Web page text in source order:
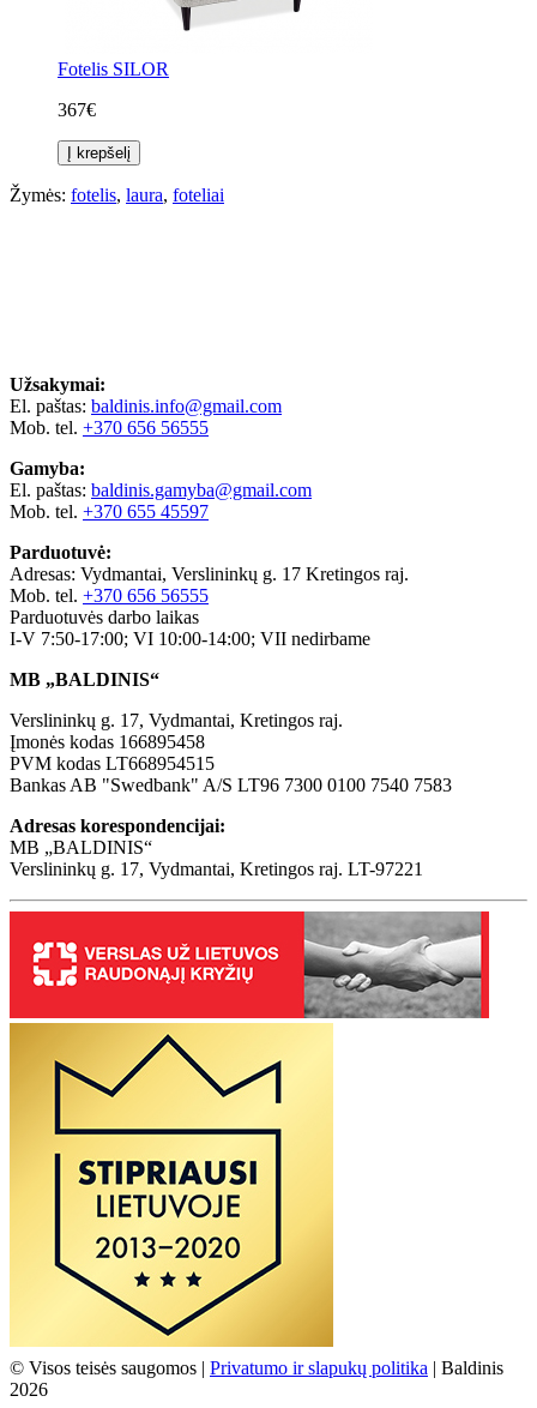
Fotelis SILOR
367€
Į krepšelį
Žymės: fotelis, laura, foteliai
Užsakymai:
El. paštas: baldinis.info@gmail.com
Mob. tel. +370 656 56555
Gamyba:
El. paštas: baldinis.gamyba@gmail.com
Mob. tel. +370 655 45597
Parduotuvė:
Adresas: Vydmantai, Verslininkų g. 17 Kretingos raj.
Mob. tel. +370 656 56555
Parduotuvės darbo laikas
I-V 7:50-17:00; VI 10:00-14:00; VII nedirbame
MB „BALDINIS“
Verslininkų g. 17, Vydmantai, Kretingos raj.
Įmonės kodas 166895458
PVM kodas LT668954515
Bankas AB "Swedbank" A/S LT96 7300 0100 7540 7583
Adresas korespondencijai:
MB „BALDINIS“
Verslininkų g. 17, Vydmantai, Kretingos raj. LT-97221
© Visos teisės saugomos | Privatumo ir slapukų politika | Baldinis
2026